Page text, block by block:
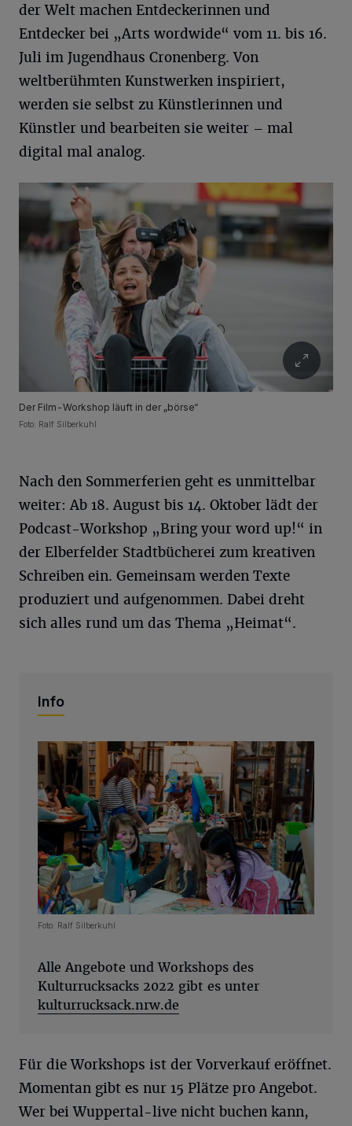
der Welt machen Entdeckerinnen und
Entdecker bei „Arts wordwide“ vom 11. bis 16.
Juli im Jugendhaus Cronenberg. Von
weltberühmten Kunstwerken inspiriert,
werden sie selbst zu Künstlerinnen und
Künstler und bearbeiten sie weiter – mal
digital mal analog.
Der Film-Workshop läuft in der „börse“
Foto: Ralf Silberkuhl
Nach den Sommerferien geht es unmittelbar
weiter: Ab 18. August bis 14. Oktober lädt der
Podcast-Workshop „Bring your word up!“ in
der Elberfelder Stadtbücherei zum kreativen
Schreiben ein. Gemeinsam werden Texte
produziert und aufgenommen. Dabei dreht
sich alles rund um das Thema „Heimat“.
Info
Foto: Ralf Silberkuhl
Alle Angebote und Workshops des
Kulturrucksacks 2022 gibt es unter
kulturrucksack.nrw.de
Für die Workshops ist der Vorverkauf eröffnet.
Momentan gibt es nur 15 Plätze pro Angebot.
Wer bei Wuppertal-live nicht buchen kann,